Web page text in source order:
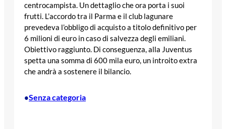
centrocampista. Un dettaglio che ora porta i suoi
frutti. L’accordo tra il Parma e il club lagunare
prevedeva l’obbligo di acquisto a titolo definitivo per
6 milioni di euro in caso di salvezza degli emiliani.
Obiettivo raggiunto. Di conseguenza, alla Juventus
spetta una somma di 600 mila euro, un introito extra
che andrà a sostenere il bilancio.
•Senza categoria